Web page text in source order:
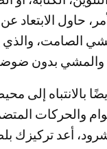
حاول الابتعاد
الصامت،
والمشي بدون
بالانتباه إلى
والحركات
أعد تركيزك